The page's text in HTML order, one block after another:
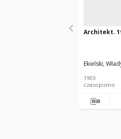
Architekt.
Ekielski,
1903
czasopismo